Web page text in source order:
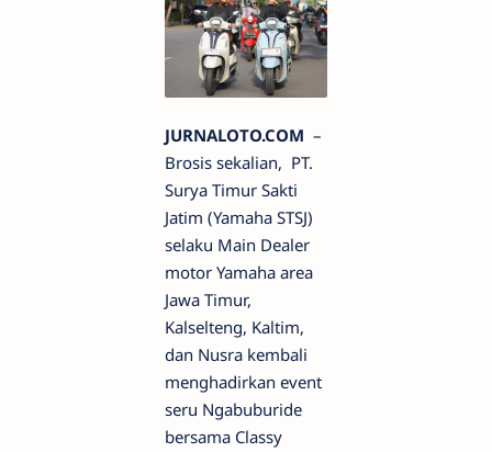
JURNALOTO.COM –
Brosis sekalian, PT.
Surya Timur Sakti
Jatim (Yamaha STSJ)
selaku Main Dealer
motor Yamaha area
Jawa Timur,
Kalselteng, Kaltim,
dan Nusra kembali
menghadirkan event
seru Ngabuburide
bersama Classy